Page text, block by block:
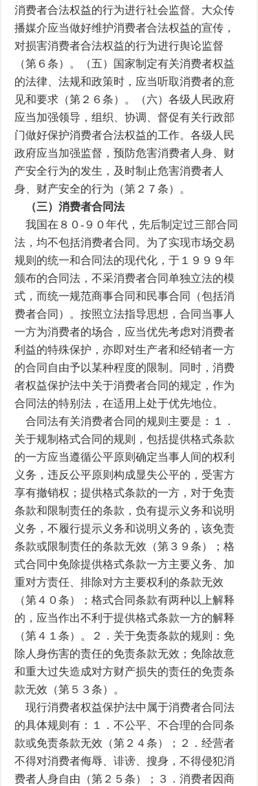
消费者合法权益的行为进行社会监督。大众传
播媒介应当做好维护消费者合法权益的宣传，
对损害消费者合法权益的行为进行舆论监督
（第６条）。（五）国家制定有关消费者权益
的法律、法规和政策时，应当听取消费者的意
见和要求（第２６条）。（六）各级人民政府
应当加强领导，组织、协调、督促有关行政部
门做好保护消费者合法权益的工作。各级人民
政府应当加强监督，预防危害消费者人身、财
产安全行为的发生，及时制止危害消费者人
身、财产安全的行为（第２７条）。
（三）消费者合同法
我国在８０-９０年代，先后制定过三部合同
法，均不包括消费者合同。为了实现市场交易
规则的统一和合同法的现代化，于１９９９年
颁布的合同法，不采消费者合同单独立法的模
式，而统一规范商事合同和民事合同（包括消
费者合同）。按照立法指导思想，合同当事人
一方为消费者的场合，应当优先考虑对消费者
利益的特殊保护，亦即对生产者和经销者一方
的合同自由予以某种程度的限制。同时，消费
者权益保护法中关于消费者合同的规定，作为
合同法的特别法，在适用上处于优先地位。
合同法有关消费者合同的规则主要是：１．
关于规制格式合同的规则，包括提供格式条款
的一方应当遵循公平原则确定当事人间的权利
义务，违反公平原则构成显失公平的，受害方
享有撤销权；提供格式条款的一方，对于免责
条款和限制责任的条款，负有提示义务和说明
义务，不履行提示义务和说明义务的，该免责
条款或限制责任的条款无效（第３９条）；格
式合同中免除提供格式条款一方主要义务、加
重对方责任、排除对方主要权利的条款无效
（第４０条）；格式合同条款有两种以上解释
的，应当作出不利于提供格式条款一方的解释
（第４１条）。２．关于免责条款的规则：免
除人身伤害的责任的免责条款无效；免除故意
和重大过失造成对方财产损失的责任的免责条
款无效（第５３条）。
现行消费者权益保护法中属于消费者合同法
的具体规则有：１．不公平、不合理的合同条
款或免责条款无效（第２４条）；２．经营者
不得对消费者侮辱、诽谤、搜身，不得侵犯消
费者人身自由（第２５条）；３．消费者因商